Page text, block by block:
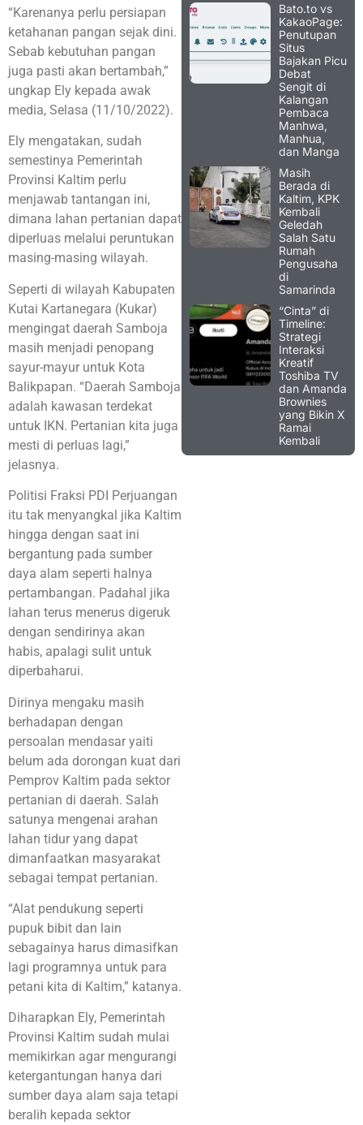
“Karenanya perlu persiapan
ketahanan pangan sejak dini.
Sebab kebutuhan pangan
juga pasti akan bertambah,”
ungkap Ely kepada awak
media, Selasa (11/10/2022).
Ely mengatakan, sudah
semestinya Pemerintah
Provinsi Kaltim perlu
menjawab tantangan ini,
dimana lahan pertanian dapat
diperluas melalui peruntukan
masing-masing wilayah.
Seperti di wilayah Kabupaten
Kutai Kartanegara (Kukar)
mengingat daerah Samboja
masih menjadi penopang
sayur-mayur untuk Kota
Balikpapan. “Daerah Samboja
adalah kawasan terdekat
untuk IKN. Pertanian kita juga
mesti di perluas lagi,”
jelasnya.
Politisi Fraksi PDI Perjuangan
itu tak menyangkal jika Kaltim
hingga dengan saat ini
bergantung pada sumber
daya alam seperti halnya
pertambangan. Padahal jika
lahan terus menerus digeruk
dengan sendirinya akan
habis, apalagi sulit untuk
diperbaharui.
Dirinya mengaku masih
berhadapan dengan
persoalan mendasar yaiti
belum ada dorongan kuat dari
Pemprov Kaltim pada sektor
pertanian di daerah. Salah
satunya mengenai arahan
lahan tidur yang dapat
dimanfaatkan masyarakat
sebagai tempat pertanian.
“Alat pendukung seperti
pupuk bibit dan lain
sebagainya harus dimasifkan
lagi programnya untuk para
petani kita di Kaltim,” katanya.
Diharapkan Ely, Pemerintah
Provinsi Kaltim sudah mulai
memikirkan agar mengurangi
ketergantungan hanya dari
sumber daya alam saja tetapi
beralih kepada sektor
Bato.to vs
KakaoPage:
Penutupan
Situs
Bajakan Picu
Debat
Sengit di
Kalangan
Pembaca
Manhwa,
Manhua,
dan Manga
Masih
Berada di
Kaltim, KPK
Kembali
Geledah
Salah Satu
Rumah
Pengusaha
di
Samarinda
“Cinta” di
Timeline:
Strategi
Interaksi
Kreatif
Toshiba TV
dan Amanda
Brownies
yang Bikin X
Ramai
Kembali